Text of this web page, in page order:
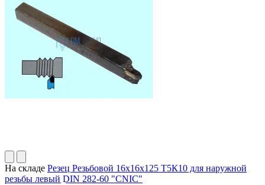
На складе Резец Резьбовой 16х16х125 Т5К10 для наружной
резьбы левый DIN 282-60 "CNIC"